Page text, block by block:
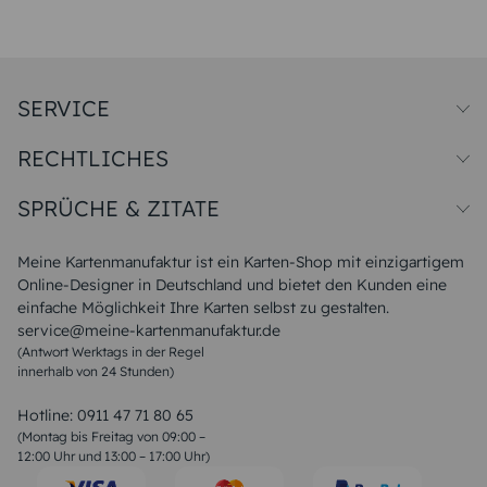
Meine Kartenmanufaktur ist ein Karten-Shop mit einzigartigem
Online-Designer in Deutschland und bietet den Kunden eine
einfache Möglichkeit Ihre Karten selbst zu gestalten.
service@meine-kartenmanufaktur.de
(Antwort Werktags in der Regel
innerhalb von 24 Stunden)
Hotline: 0911 47 71 80 65
(Montag bis Freitag von 09:00 –
12:00 Uhr und 13:00 – 17:00 Uhr)
SERVICE
Papiersorten
Unsere Produktion
Magazin
FAQ
RECHTLICHES
Widerrufsbelehrung
SPRÜCHE & ZITATE
Liebeskummer Sprüche
Sommer Sprüche
Muttertagssprüche
Sprüche zur Hochzeit
Sprüche zur Konfirmation & Kommunion
Weihnachtsgedichte
Liebessprüche
Geburtstagssprüche
Trauersprüche